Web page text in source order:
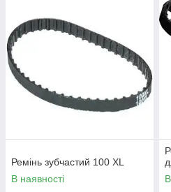
Ремінь зубчастий 100 XL
В наявності